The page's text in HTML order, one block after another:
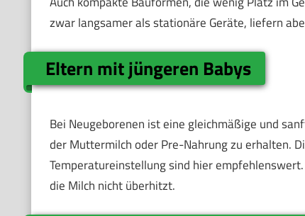
zwar langsamer als stationäre Geräte, liefern
Eltern mit jüngeren Babys
Bei Neugeborenen ist eine gleichmäßige und
der Muttermilch oder Pre-Nahrung zu erhalten.
Temperatureinstellung sind hier
die Milch nicht überhitzt.